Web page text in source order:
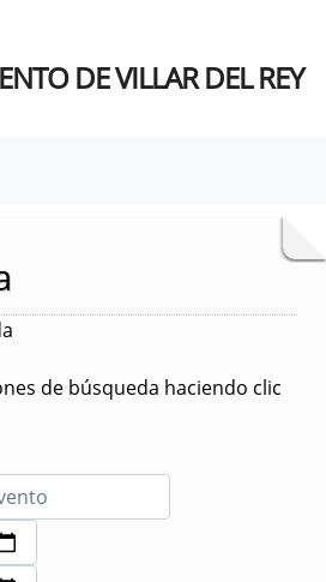
DE VILLAR DEL REY
de búsqueda haciendo clic